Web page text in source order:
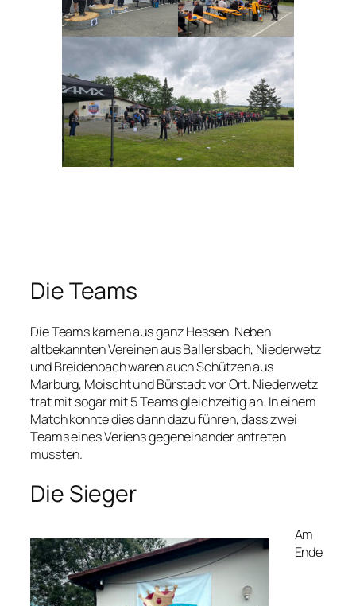
Die Teams
Die Teams kamen aus ganz Hessen. Neben
altbekannten Vereinen aus Ballersbach, Niederwetz
und Breidenbach waren auch Schützen aus
Marburg, Moischt und Bürstadt vor Ort. Niederwetz
trat mit sogar mit 5 Teams gleichzeitig an. In einem
Match konnte dies dann dazu führen, dass zwei
Teams eines Veriens gegeneinander antreten
mussten.
Die Sieger
Am
Ende